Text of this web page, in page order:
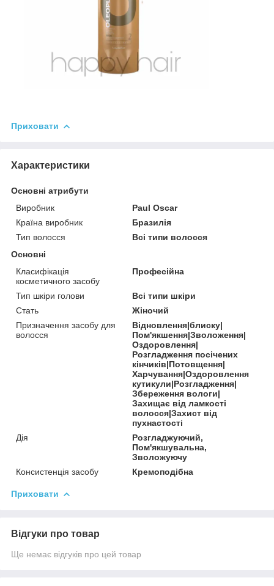
Приховати
Характеристики
Основні атрибути
Виробник
Paul Oscar
Країна виробник
Бразилія
Тип волосся
Всі типи волосся
Основні
Класифікація
косметичного засобу
Професійна
Тип шкіри голови
Всі типи шкіри
Стать
Жіночий
Призначення засобу для
волосся
Відновлення|блиску|
Пом'якшення|Зволоження|
Оздоровлення|
Розгладження посічених
кінчиків|Потовщення|
Харчування|Оздоровлення
кутикули|Розгладження|
Збереження вологи|
Захищає від ламкості
волосся|Захист від
пухнастості
Дія
Розгладжуючий,
Пом'якшувальна,
Зволожуючу
Консистенція засобу
Кремоподібна
Приховати
Відгуки про товар
Ще немає відгуків про цей товар